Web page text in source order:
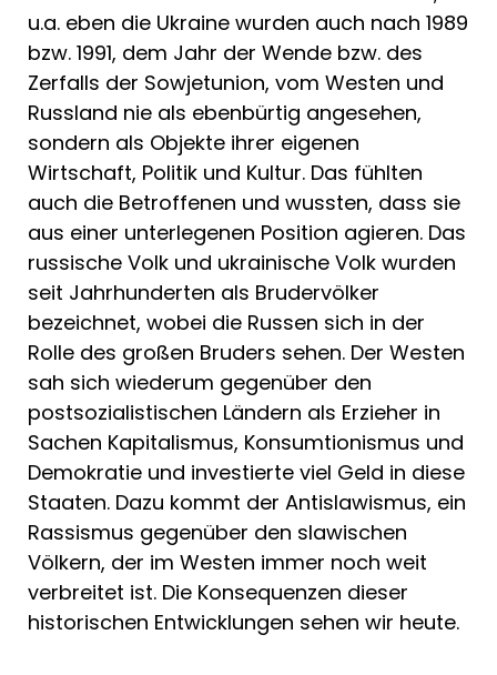
u.a. eben die Ukraine wurden auch nach 1989
bzw. 1991, dem Jahr der Wende bzw. des
Zerfalls der Sowjetunion, vom Westen und
Russland nie als ebenbürtig angesehen,
sondern als Objekte ihrer eigenen
Wirtschaft, Politik und Kultur. Das fühlten
auch die Betroffenen und wussten, dass sie
aus einer unterlegenen Position agieren. Das
russische Volk und ukrainische Volk wurden
seit Jahrhunderten als Brudervölker
bezeichnet, wobei die Russen sich in der
Rolle des großen Bruders sehen. Der Westen
sah sich wiederum gegenüber den
postsozialistischen Ländern als Erzieher in
Sachen Kapitalismus, Konsumtionismus und
Demokratie und investierte viel Geld in diese
Staaten. Dazu kommt der Antislawismus, ein
Rassismus gegenüber den slawischen
Völkern, der im Westen immer noch weit
verbreitet ist. Die Konsequenzen dieser
historischen Entwicklungen sehen wir heute.